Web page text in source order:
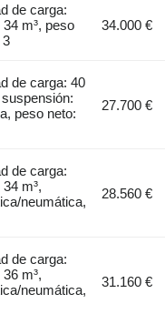
de carga:
m³, peso
3
34.000 €
de carga: 40
peso neto:
27.700 €
de carga:
m³,
neumática,
28.560 €
de carga:
m³,
neumática,
31.160 €